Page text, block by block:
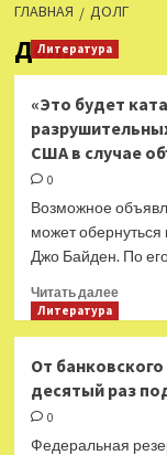
ГЛАВНАЯ ДОЛГ
Долг
Литература
«Это будет
США в случае
0
Возможное
может обернуться
Джо Байден. По
Читать далее
будет
Литература
От
десятый раз
0
Федеральная